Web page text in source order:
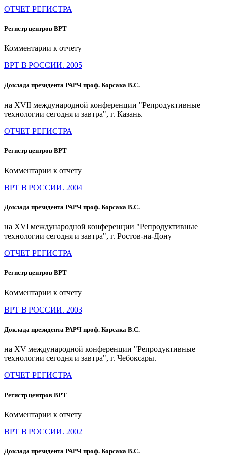
ОТЧЕТ РЕГИСТРА
Регистр центров ВРТ
Комментарии к отчету
ВРТ В РОССИИ. 2005
Доклада президента РАРЧ проф. Корсака В.С.
на XVII международной конференции "Репродуктивные
технологии сегодня и завтра", г. Казань.
ОТЧЕТ РЕГИСТРА
Регистр центров ВРТ
Комментарии к отчету
ВРТ В РОССИИ. 2004
Доклада президента РАРЧ проф. Корсака В.С.
на XVI международной конференции "Репродуктивные
технологии сегодня и завтра", г. Ростов-на-Дону
ОТЧЕТ РЕГИСТРА
Регистр центров ВРТ
Комментарии к отчету
ВРТ В РОССИИ. 2003
Доклада президента РАРЧ проф. Корсака В.С.
на XV международной конференции "Репродуктивные
технологии сегодня и завтра", г. Чебоксары.
ОТЧЕТ РЕГИСТРА
Регистр центров ВРТ
Комментарии к отчету
ВРТ В РОССИИ. 2002
Доклада президента РАРЧ проф. Корсака В.С.